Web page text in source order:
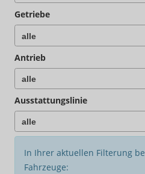
Getriebe
Antrieb
Ausstattungslinie
In Ihrer aktuellen Filterung
Fahrzeuge: